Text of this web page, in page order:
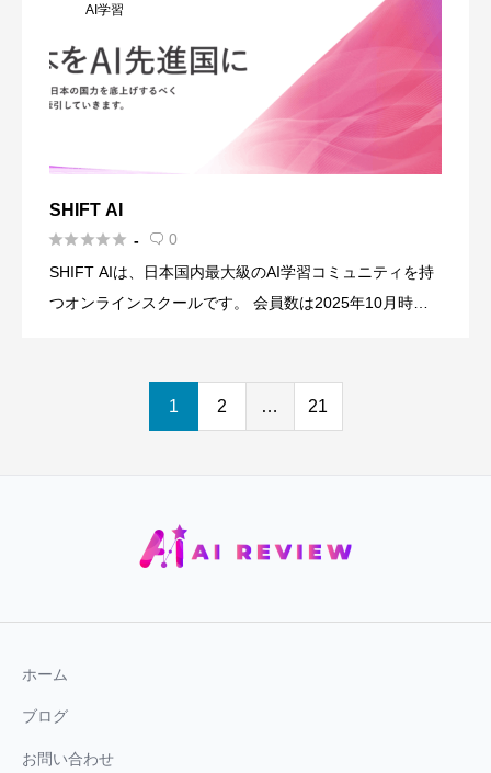
AI学習
SHIFT AI
 -  0
SHIFT AIは、日本国内最大級のAI学習コミュニティを持
つオンラインスクールです。 会員数は2025年10月時点
1 2 … 21
ホーム
ブログ
お問い合わせ